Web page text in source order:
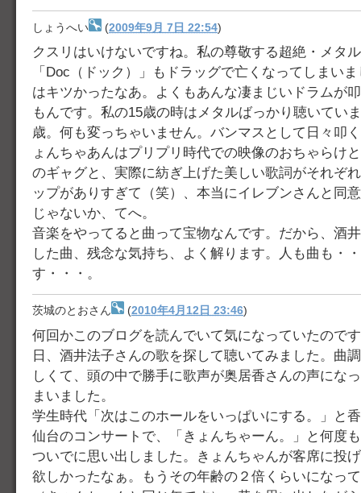
しょうへい (2009年9月 7日 22:54)
クスリはいけないですね。私の尊敬する超絶・メタ
「Doc（ドック）」もドラッグで亡くなってしまい
はキツかったなあ。よくもあんな凄まじいドラムが
もんです。私の15歳の時はメタルばっかり聴いてい
歳。何も変っちゃいません。バンマスとして日々叩
ょんちゃあんはプリプリ時代での映像のおちゃらけ
のギャグと、実際に紡ぎ上げた美しい歌詞がそれぞ
ップがありすぎて（笑）、本当にイレブンさんと同
じゃないか、てへ。
音楽をやってると曲って宝物なんです。だから、酒
した曲、残念な気持ち、よく解ります。人も曲も・
す・・・。
茨城のとおさん (2010年4月12日 23:46)
何回かこのブログを読んでいて気になっていたので
日、酒井法子さんの歌を探して聴いてみました。曲
しくて、頭の中で勝手に歌声が奥居香さんの声にな
まいました。
学生時代「次はこのホールをいっぱいにする。」と
仙台のコンサートで、「きょんちゃーん。」と何度
ついでに思い出しました。きょんちゃんが客席に投
欲しかったなぁ。もうその年齢の２倍くらいになっ